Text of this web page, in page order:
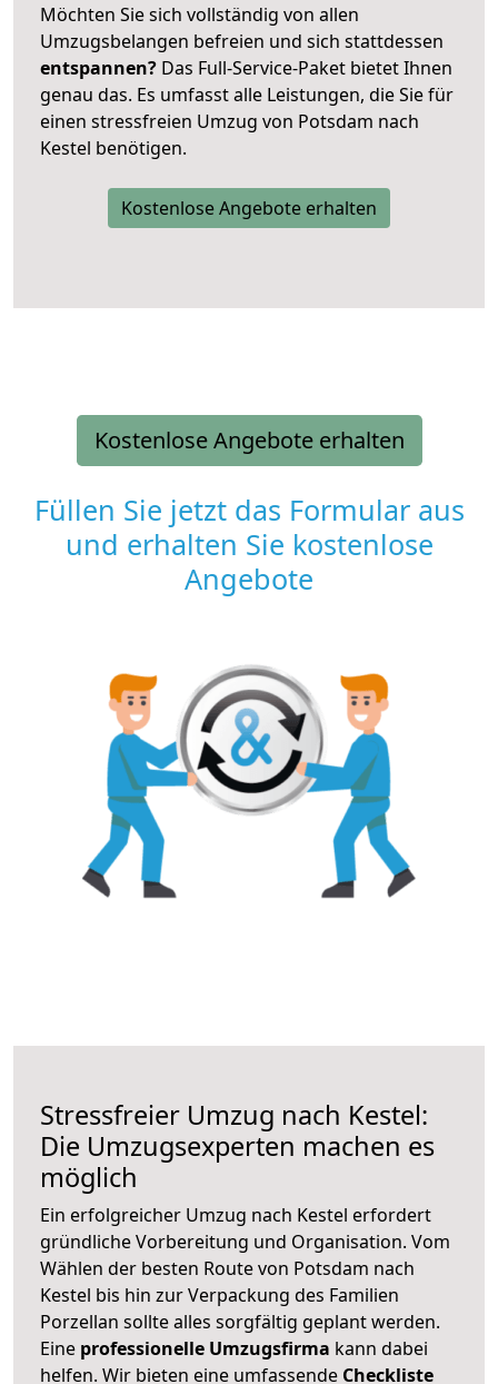
Möchten Sie sich vollständig von allen
Umzugsbelangen befreien und sich stattdessen
entspannen? Das Full-Service-Paket bietet Ihnen
genau das. Es umfasst alle Leistungen, die Sie für
einen stressfreien Umzug von Potsdam nach
Kestel benötigen.
Kostenlose Angebote erhalten
Kostenlose Angebote erhalten
Füllen Sie jetzt das Formular aus
und erhalten Sie kostenlose
Angebote
Stressfreier Umzug nach Kestel:
Die Umzugsexperten machen es
möglich
Ein erfolgreicher Umzug nach Kestel erfordert
gründliche Vorbereitung und Organisation. Vom
Wählen der besten Route von Potsdam nach
Kestel bis hin zur Verpackung des Familien
Porzellan sollte alles sorgfältig geplant werden.
Eine professionelle Umzugsfirma kann dabei
helfen. Wir bieten eine umfassende Checkliste